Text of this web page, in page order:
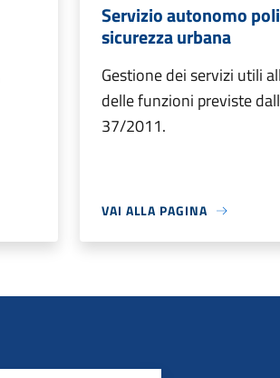
Servizio autonomo
sicurezza urbana
Gestione dei servizi utili
delle funzioni previste
37/2011.
VAI ALLA PAGINA